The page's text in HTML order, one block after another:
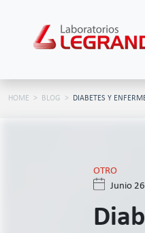
HOME BLOG DIABETES Y
OTRO
Junio